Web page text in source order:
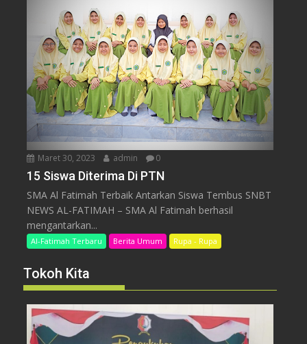
Maret 30, 2023 admin 0
15 Siswa Diterima Di PTN
SMA Al Fatimah Terbaik Antarkan Siswa Tembus SNBT
NEWS AL-FATIMAH – SMA Al Fatimah berhasil
mengantarkan...
Al-Fatimah Terbaru Berita Umum Rupa - Rupa
Tokoh Kita